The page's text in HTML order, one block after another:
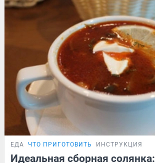
ЕДА ЧТО ПРИГОТОВИТЬ ИНСТРУКЦИЯ
Идеальная сборная солянка: